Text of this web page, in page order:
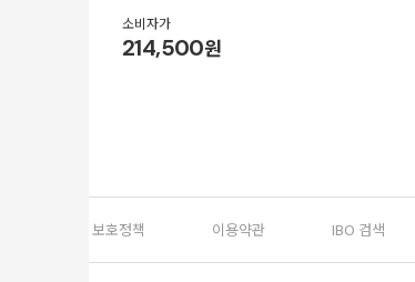
소비자가
214,500원
개인정보 보호정책 이용약관 IBO 검색